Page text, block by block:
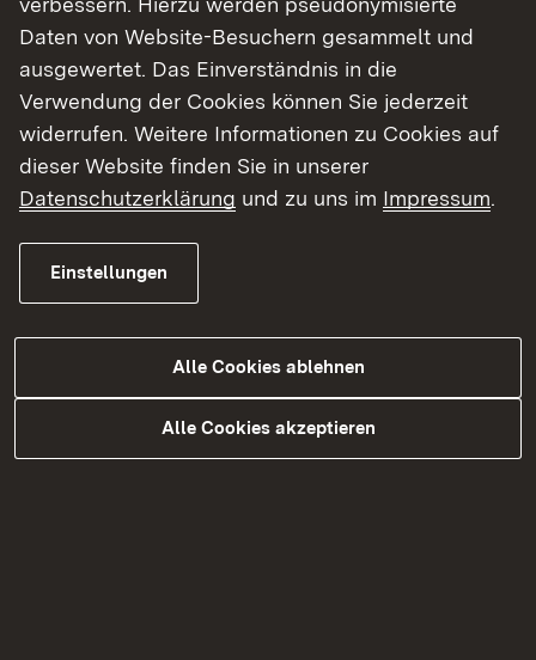
Daten von Website-Besuchern gesammelt und
ausgewertet. Das Einverständnis in die
Verwendung der Cookies können Sie jederzeit
widerrufen. Weitere Informationen zu Cookies auf
dieser Website finden Sie in unserer
Datenschutzerklärung und zu uns im Impressum.
Einstellungen
Alle Cookies ablehnen
Alle Cookies akzeptieren